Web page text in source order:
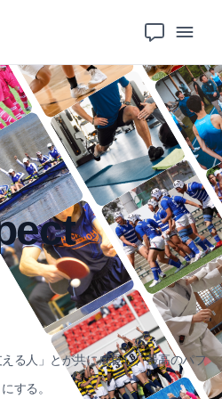
る​人」とが共に​成長し、​最高の​パフ
する。